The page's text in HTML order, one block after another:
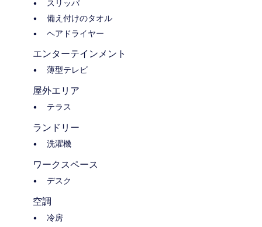
スリッパ
備え付けのタオル
ヘアドライヤー
エンターテインメント
薄型テレビ
屋外エリア
テラス
ランドリー
洗濯機
ワークスペース
デスク
空調
冷房